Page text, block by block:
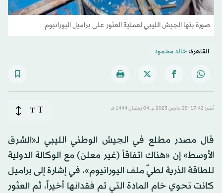
صورة بثها الجيش الليبي لعملية العثور على براميل اليورانيوم
القاهرة:خالد محمود
نُشر: 17:42-25 مارس 2023 م ـ 04 رَمضان 1444 هـ T
T
قال مصدر مطلع في الجيش الوطني الليبي لـ«الشرق
الأوسط» إن «هناك اتفاقاً (غير معلن) مع الوكالة الدولية
للطاقة الذرية لطيّ ملف اليورانيوم»، في إشارة إلى براميل
كانت تحوي خام المادة التي تم فقدانها أخيراً، ثم العثور